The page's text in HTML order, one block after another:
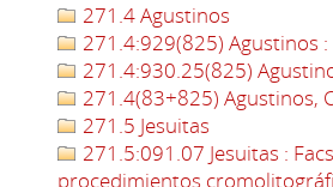
271.4 Agustinos
271.4:929(825) Agustinos
271.4:930.25(825)
271.4(83+825) Agustinos,
271.5 Jesuitas
271.5:091.07 Jesuitas :
procedimientos